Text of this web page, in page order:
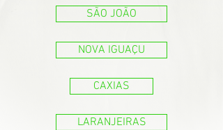
SÃO JOÃO
NOVA IGUAÇU
CAXIAS
LARANJEIRAS